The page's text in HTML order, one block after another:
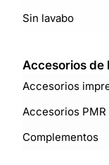
Sin lavabo
Accesorios de
Accesorios
Accesorios PMR
Complementos